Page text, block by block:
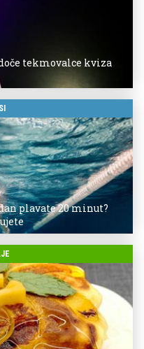
tekmovalce kviza
plavate 20 minut?